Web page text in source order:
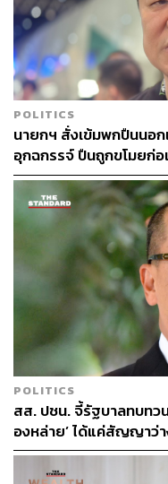
ทั้งนี้ การให้บุคคลที่สาม
เกี่ยวข้องนั้น แม้จะมีข้อดี
เจรจาเดินหน้าไปได้ แ
คาดการณ์ได้ทั้งหมด
โดยการตัดสินของ
เที่ยงธรรม (Equitable
แบบการกำหนดเขตแดน
เทียบกรณีติมอร์เ
ฮุน มาเนต ยังยกตัวอย่า
ออสเตรเลีย ซึ่งแก้ไขข้
กระบวนการที่คล้ายคลึง
หวังว่ากลไกนี้จะแสดงใ
ระหว่างประเทศในการ
กรณีของติมอร์ เลสเต กับ
รัฐภาคี UNCLOS ใช้ก
POLITICS
นายกฯ สั่งเข้มพกปืนนอก
อุกฉกรรจ์ ปืนถูกขโมยก่
POLITICS
สส. ปชน. จี้รัฐบาลทบทว
องหล่าย’ ได้แค่สัญญาว่า